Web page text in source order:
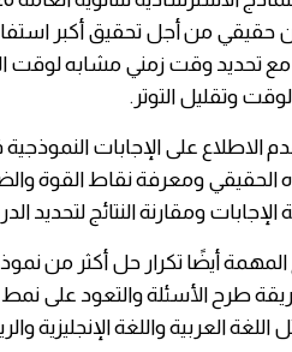
حقيقي من أجل تحقيق أكبر
تحديد وقت زمني مشابه لوقت
وتقليل التوتر.
الاطلاع على الإجابات
الحقيقي ومعرفة نقاط القوة
ومقارنة النتائج لتحديد
المهمة أيضًا تكرار حل أكثر من
طرح الأسئلة والتعود على نمط
العربية واللغة الإنجليزية